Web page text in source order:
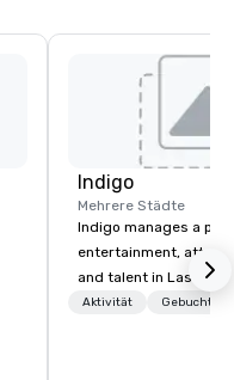
Indigo
Mehrere Städte
Indigo manages a
entertainment,
and talent in Las
and Atlantic City. We
Aktivität Gebuchte